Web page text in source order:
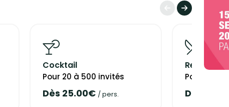
avec une touche authentique. La carte évolue au
et qualité.
réceptions privées ou professionnelles
et adapter la carte au gré de vos envies. Des
lieu de réception. N'hésitez pas à contacter ces
Cocktail
Pour 20 à 500 invités
Dès 25.00€ / pers.
Repas
Pour 20 à
Dès